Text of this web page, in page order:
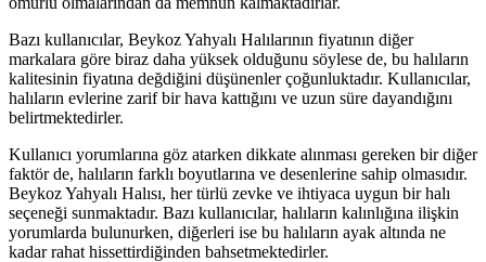
Bazı kullanıcılar, Beykoz Yahyalı Halılarının fiyatının diğer
markalara göre biraz daha yüksek olduğunu söylese de, bu halıların
kalitesinin fiyatına değdiğini düşünenler çoğunluktadır. Kullanıcılar,
halıların evlerine zarif bir hava kattığını ve uzun süre dayandığını
belirtmektedirler.
Kullanıcı yorumlarına göz atarken dikkate alınması gereken bir diğer
faktör de, halıların farklı boyutlarına ve desenlerine sahip olmasıdır.
Beykoz Yahyalı Halısı, her türlü zevke ve ihtiyaca uygun bir halı
seçeneği sunmaktadır. Bazı kullanıcılar, halıların kalınlığına ilişkin
yorumlarda bulunurken, diğerleri ise bu halıların ayak altında ne
kadar rahat hissettirdiğinden bahsetmektedirler.